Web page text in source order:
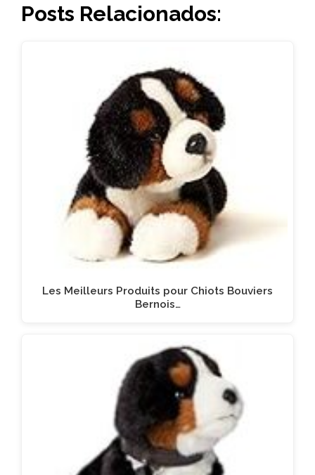
Posts Relacionados:
Les Meilleurs Produits pour Chiots Bouviers
Bernois…